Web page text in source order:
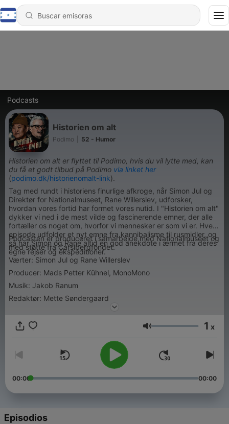
Podcasts
Historien om alt
Podimo 52 - Humor
Historien om alt er flyttet til Podimo, hvis du vil lytte med, kan
du få et godt tilbud på Podimo via linket her
(podimo.dk/historienomalt-link).
Tag med rundt i historiens finurlige afkroge, når Simon Jul og
Direktør for Nationalmuseet, Rane Willerslev, udforsker,
hvordan vores fortid har formet vores nutid. I "Historien om alt"
dykker vi ned i de mest vilde og fascinerende emner, der alle
fortæller os noget om, hvorfor vi mennesker er som vi er. Hver
episode udfolder et nyt emne fra kannibalisme til rusmidler, og
så har Simon og Rane altid en god anekdote i ærmet fra deres
egne rejser og ekspeditioner.
Podcasten er produceret i samarbejde med Nationalmuseet og
med støtte fra Carslbergfondet.
Værter: Simon Jul og Rane Willerslev
Producer: Mads Petter Kühnel, MonoMono
Musik: Jakob Ranum
Redaktør: Mette Søndergaard
Volumen 1 x
00:00 00:00
Episodios